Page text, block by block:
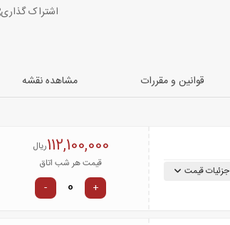
اشتراک گذاری
قوانین و مقررات مشاهده نقشه
جزئیات قیمت
112,100,000ریال
قیمت هر شب اتاق
+
-